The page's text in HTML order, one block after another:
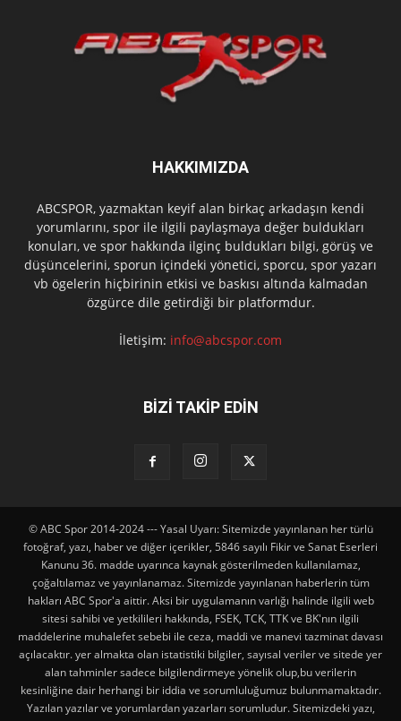
HAKKIMIZDA
ABCSPOR, yazmaktan keyif alan birkaç arkadaşın kendi
yorumlarını, spor ile ilgili paylaşmaya değer buldukları
konuları, ve spor hakkında ilginç buldukları bilgi, görüş ve
düşüncelerini, sporun içindeki yönetici, sporcu, spor yazarı
vb ögelerin hiçbirinin etkisi ve baskısı altında kalmadan
özgürce dile getirdiği bir platformdur.
İletişim: info@abcspor.com
BİZİ TAKİP EDİN
© ABC Spor 2014-2024 --- Yasal Uyarı: Sitemizde yayınlanan her türlü
fotoğraf, yazı, haber ve diğer içerikler, 5846 sayılı Fikir ve Sanat Eserleri
Kanunu 36. madde uyarınca kaynak gösterilmeden kullanılamaz,
çoğaltılamaz ve yayınlanamaz. Sitemizde yayınlanan haberlerin tüm
hakları ABC Spor'a aittir. Aksi bir uygulamanın varlığı halinde ilgili web
sitesi sahibi ve yetkilileri hakkında, FSEK, TCK, TTK ve BK'nın ilgili
maddelerine muhalefet sebebi ile ceza, maddi ve manevi tazminat davası
açılacaktır. yer almakta olan istatistiki bilgiler, sayısal veriler ve sitede yer
alan tahminler sadece bilgilendirmeye yönelik olup,bu verilerin
kesinliğine dair herhangi bir iddia ve sorumluluğumuz bulunmamaktadır.
Yazılan yazılar ve yorumlardan yazarları sorumludur. Sitemizdeki yazı,